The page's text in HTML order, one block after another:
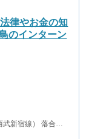
律やお金の知
のインターン
新宿線） 落合駅